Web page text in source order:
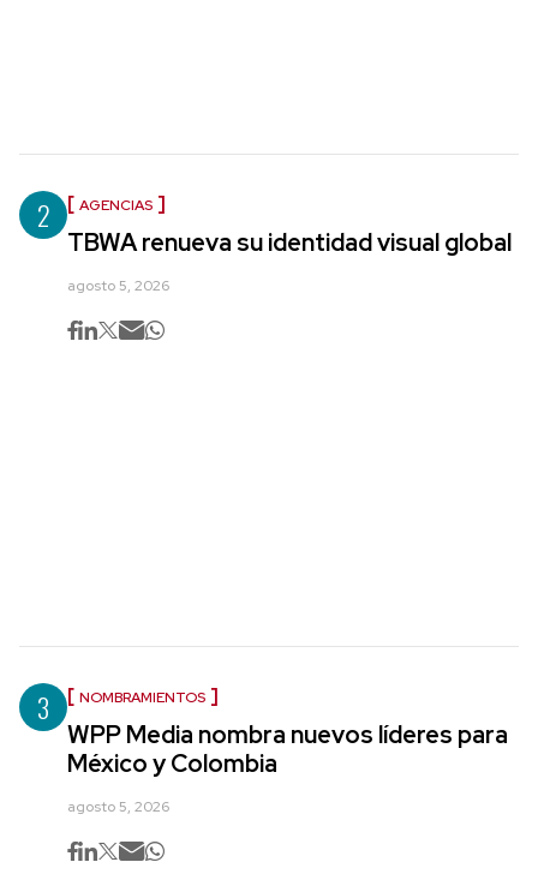
2 AGENCIAS
TBWA renueva su identidad visual global
agosto 5, 2026
3 NOMBRAMIENTOS
WPP Media nombra nuevos líderes para
México y Colombia
agosto 5, 2026